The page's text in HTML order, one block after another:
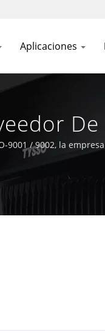
Aplicaciones
-
9001 / 9002, la